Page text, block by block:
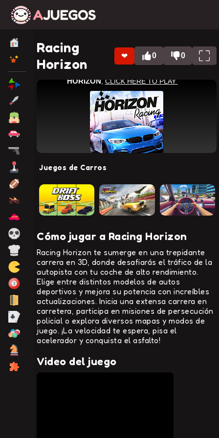
Racing
Horizon
❤ 0 0
Juegos de Carros
Cómo jugar a Racing Horizon
Racing Horizon te sumerge en una trepidante
carrera en 3D, donde desafiarás el tráfico de la
autopista con tu coche de alto rendimiento.
Elige entre distintos modelos de autos
deportivos y mejora su potencia con increíbles
actualizaciones. Inicia una extensa carrera en
carretera, participa en misiones de persecución
policial o explora diversos mapas y modos de
juego. ¡La velocidad te espera, pisa el
acelerador y conquista el asfalto!
Video del juego